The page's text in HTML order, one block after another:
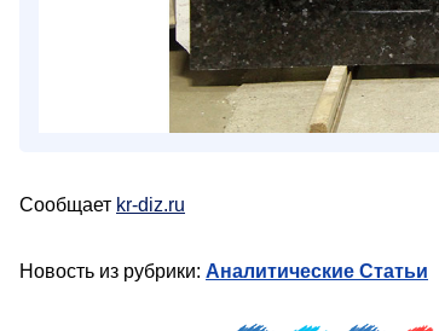
Сообщает kr-diz.ru
Новость из рубрики: Аналитические Статьи